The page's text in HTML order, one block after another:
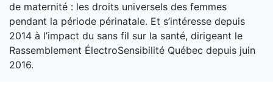
de maternité : les droits universels des femmes
pendant la période périnatale. Et s’intéresse depuis
2014 à l’impact du sans fil sur la santé, dirigeant le
Rassemblement ÉlectroSensibilité Québec depuis juin
2016.